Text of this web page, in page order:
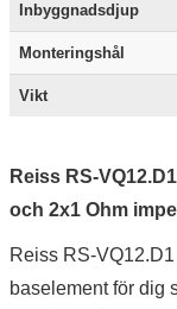
Inbyggnadsdjup
Monteringshål
Vikt
Reiss RS-
och 2x1 Ohm
Reiss RS-
baselement för dig